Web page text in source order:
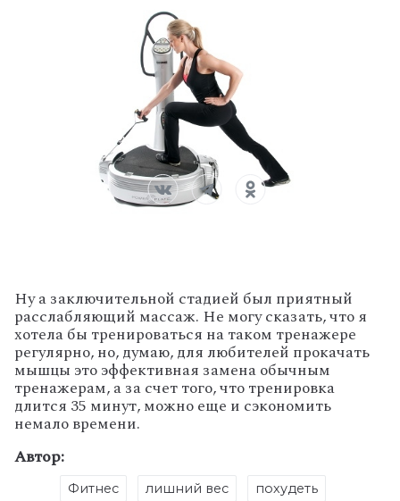
Ну а заключительной стадией был приятный
расслабляющий массаж. Не могу сказать, что я
хотела бы тренироваться на таком тренажере
регулярно, но, думаю, для любителей прокачать
мышцы это эффективная замена обычным
тренажерам, а за счет того, что тренировка
длится 35 минут, можно еще и сэкономить
немало времени.
Автор:
Фитнес лишний вес похудеть